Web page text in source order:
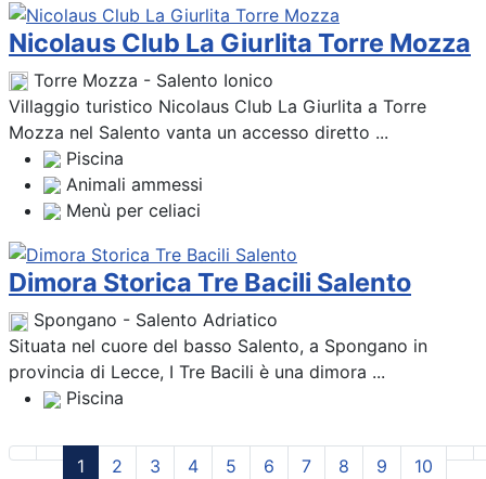
Nicolaus Club La Giurlita Torre Mozza
Torre Mozza - Salento Ionico
Villaggio turistico Nicolaus Club La Giurlita a Torre
Mozza nel Salento vanta un accesso diretto ...
Piscina
Animali ammessi
Menù per celiaci
Dimora Storica Tre Bacili Salento
Spongano - Salento Adriatico
Situata nel cuore del basso Salento, a Spongano in
provincia di Lecce, I Tre Bacili è una dimora ...
Piscina
1 2 3 4 5 6 7 8 9 10